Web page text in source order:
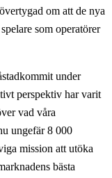
om att de nya
som operatörer
under
perspektiv har varit
vad våra
ungefär 8 000
mission att utöka
bästa